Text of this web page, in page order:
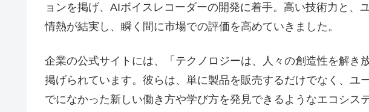
ョンを掲げ、AIボイスレコーダーの開発に着手。高い技術力と、
情熱が結実し、瞬く間に市場での評価を高めていきました。
企業の公式サイトには、「テクノロジーは、人々の創造性を解き
掲げられています。彼らは、単に製品を販売するだけでなく、ユ
でになかった新しい働き方や学び方を発見できるようなエコシス